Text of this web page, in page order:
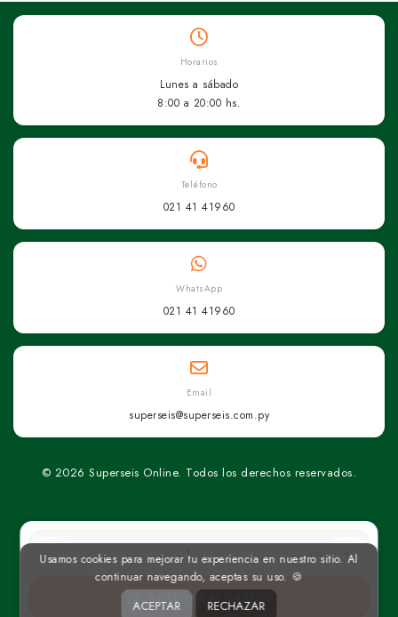
un
AGREGAR AL CARRITO
Horarios
Lunes a sábado
8:00 a 20:00 hs.
Teléfono
021 41 41960
WhatsApp
021 41 41960
Email
superseis@superseis.com.py
© 2026 Superseis Online. Todos los derechos reservados.
Usamos cookies para mejorar tu experiencia en nuestro sitio. Al
continuar navegando, aceptas su uso. 🍪
ACEPTAR RECHAZAR